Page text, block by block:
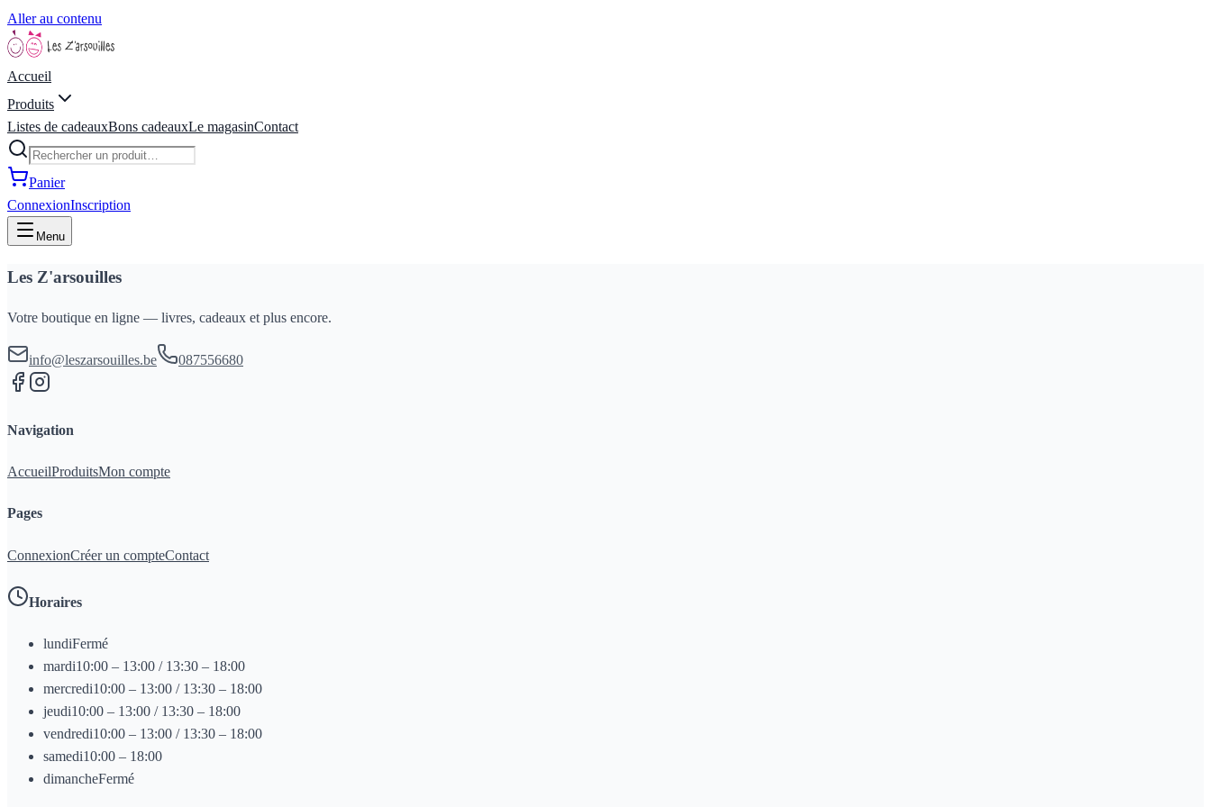
Aller au contenu
Accueil
Produits
Listes de cadeauxBons cadeauxLe magasinContact
Panier
ConnexionInscription
Menu
Les Z'arsouilles
Votre boutique en ligne — livres, cadeaux et plus encore.
info@leszarsouilles.be 087556680
Navigation
AccueilProduitsMon compte
Pages
ConnexionCréer un compteContact
Horaires
lundiFermé
mardi10:00 – 13:00 / 13:30 – 18:00
mercredi10:00 – 13:00 / 13:30 – 18:00
jeudi10:00 – 13:00 / 13:30 – 18:00
vendredi10:00 – 13:00 / 13:30 – 18:00
samedi10:00 – 18:00
dimancheFermé